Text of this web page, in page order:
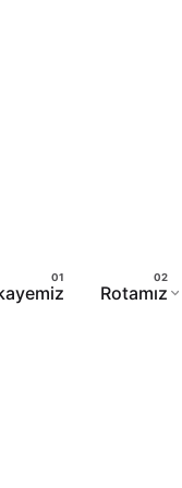
Rotamız